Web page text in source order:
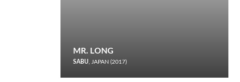
MR. LONG
SABU, JAPAN (2017)